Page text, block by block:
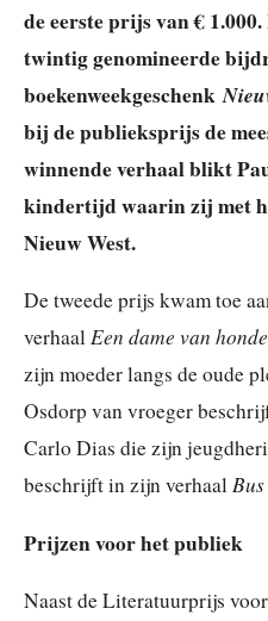
de eerste prijs van €
twintig genomineerde
boekenweekgeschenk
bij de publieksprijs de
winnende verhaal blikt
kindertijd waarin zij met
Nieuw West.
De tweede prijs kwam toe
verhaalEen dame van
zijn moeder langs de oude
Osdorp van vroeger
Carlo Dias die zijn
beschrijft in zijn verhaal
Prijzen voor het publiek
Naast de Literatuurprijs